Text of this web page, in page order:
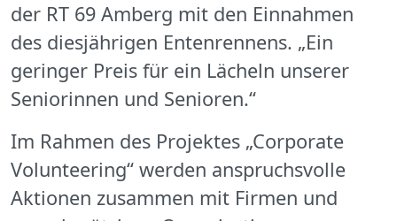
der RT 69 Amberg mit den Einnahmen
des diesjährigen Entenrennens. „Ein
geringer Preis für ein Lächeln unserer
Seniorinnen und Senioren.“
Im Rahmen des Projektes „Corporate
Volunteering“ werden anspruchsvolle
Aktionen zusammen mit Firmen und